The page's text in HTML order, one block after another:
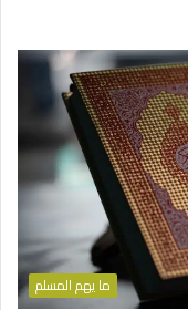
ما يهم المسلم